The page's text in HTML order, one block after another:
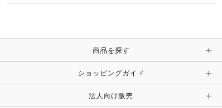
時計・財布・キーケース・革小物
キーホルダー・チャーム・ストラップ
ピン・ブローチ・コサージュ
その他 アクセサリー
商品を探す
ショッピングガイド
法人向け販売